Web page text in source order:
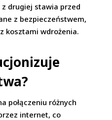
drugiej stawia przed
z bezpieczeństwem,
kosztami wdrożenia.
połączeniu różnych
internet, co